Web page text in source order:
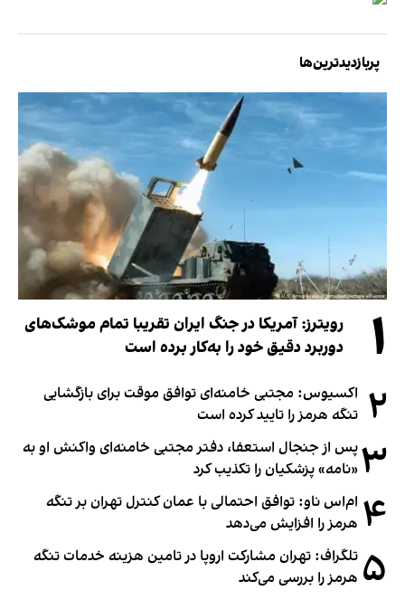
پربازدیدترین‌ها
۱
رویترز: آمریکا در جنگ ایران تقریبا تمام موشک‌های
دوربرد دقیق خود را به‌کار برده است
۲ اکسیوس: مجتبی خامنه‌ای توافق موقت برای بازگشایی
تنگه هرمز را تایید کرده است
۳پس از جنجال استعفا، دفتر مجتبی خامنه‌ای واکنش او به
«نامه» پزشکیان را تکذیب کرد
۴ ام‌اس ناو: توافق احتمالی با عمان کنترل تهران بر تنگه
هرمز را افزایش می‌دهد
۵ تلگراف: تهران مشارکت اروپا در تامین هزینه خدمات تنگه
هرمز را بررسی می‌کند